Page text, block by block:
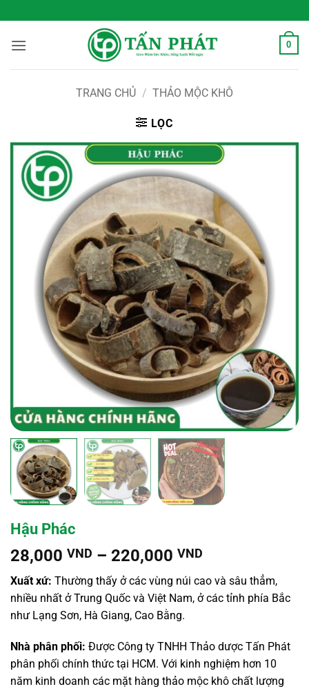
qua
nội
0
TRANG CHỦ / THẢO MỘC KHÔ
LỌC
Hậu Phác
28,000 VND – 220,000 VND
từ
28,000 VND
220,000 VND
Xuất xứ: Thường thấy ở các vùng núi cao và sâu thẳm,
nhiều nhất ở Trung Quốc và Việt Nam, ở các tỉnh phía Bắc
như Lạng Sơn, Hà Giang, Cao Bằng.
Nhà phân phối: Được Công ty TNHH Thảo dược Tấn Phát
phân phối chính thức tại HCM. Với kinh nghiệm hơn 10
năm kinh doanh các mặt hàng thảo mộc khô chất lượng